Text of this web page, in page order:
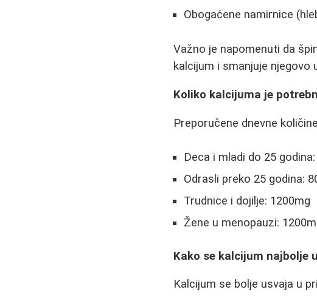
Obogaćene namirnice
Važno je napomenuti da
kalcijum i smanjuje njegovo
Koliko kalcijuma je
Preporučene dnevne
Deca i mladi do 25
Odrasli preko 25 godina:
Trudnice i dojilje: 1200mg
Žene u menopauzi:
Kako se kalcijum najbolje
Kalcijum se bolje usvaja u